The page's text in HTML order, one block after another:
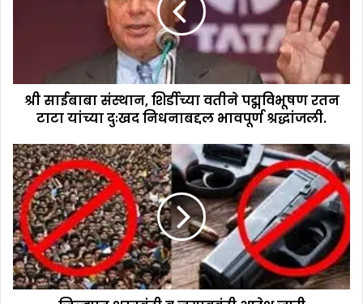
श्री साईबाबा संस्थान, शिर्डीच्या वतीने पद्मविभूषण रतन
टाटा यांच्या दुःखद निधनाबद्दल भावपूर्ण श्रद्धांजली.